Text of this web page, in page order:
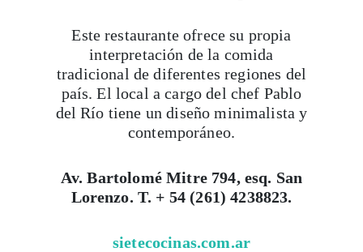
Este restaurante ofrece su propia
interpretación de la comida
tradicional de diferentes regiones del
país. El local a cargo del chef Pablo
del Río tiene un diseño minimalista y
contemporáneo.
Av. Bartolomé Mitre 794, esq. San
Lorenzo. T. + 54 (261) 4238823.
sietecocinas.com.ar